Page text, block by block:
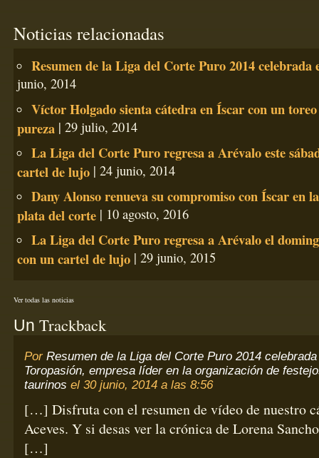
Noticias relacionadas
Resumen de la Liga del Corte Puro 2014 celebrada
junio, 2014
Víctor Holgado sienta cátedra en Íscar con un
pureza | 29 julio, 2014
La Liga del Corte Puro regresa a Arévalo este
cartel de lujo| 24 junio, 2014
Dany Alonso renueva su compromiso con Íscar en
plata del corte| 10 agosto, 2016
La Liga del Corte Puro regresa a Arévalo el
con un cartel de lujo| 29 junio, 2015
Ver todas las noticias
Un Trackback
Por Resumen de la Liga del Corte Puro 2014
Toropasión, empresa líder en la organización de
taurinos el 30 junio, 2014 a las 8:56
[…] Disfruta con el resumen de vídeo de nuestro
Aceves. Y si desas ver la crónica de Lorena
[…]